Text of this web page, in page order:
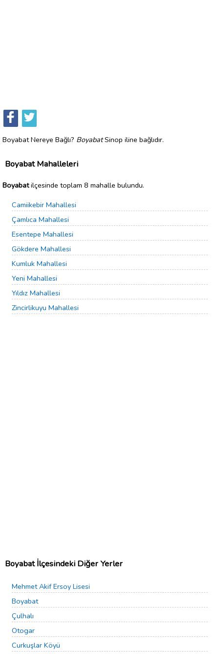
Boyabat Nereye Bağlı? BoyabatSinop iline bağlıdır.
Boyabat Mahalleleri
Boyabatilçesinde toplam 8 mahalle bulundu.
Camiikebir Mahallesi
Çamlıca Mahallesi
Esentepe Mahallesi
Gökdere Mahallesi
Kumluk Mahallesi
Yeni Mahallesi
Yıldız Mahallesi
Zincirlikuyu Mahallesi
Boyabat İlçesindeki Diğer Yerler
Mehmet Akif Ersoy Lisesi
Boyabat
Çulhalı
Otogar
Curkuşlar Köyü